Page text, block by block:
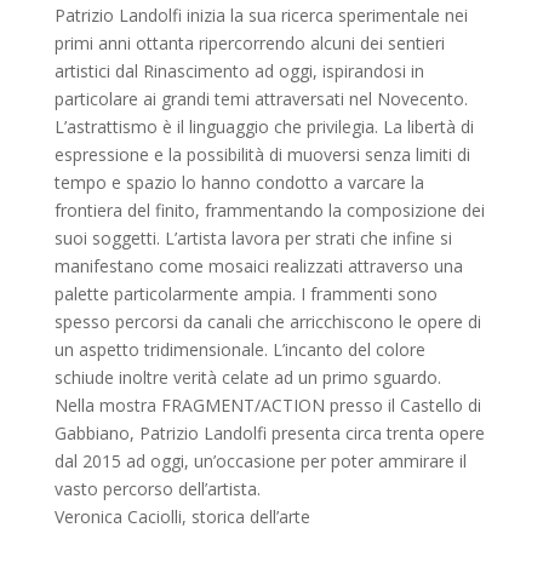
Patrizio Landolfi inizia la sua ricerca sperimentale nei
primi anni ottanta ripercorrendo alcuni dei sentieri
artistici dal Rinascimento ad oggi, ispirandosi in
particolare ai grandi temi attraversati nel Novecento.
L’astrattismo è il linguaggio che privilegia. La libertà di
espressione e la possibilità di muoversi senza limiti di
tempo e spazio lo hanno condotto a varcare la
frontiera del finito, frammentando la composizione dei
suoi soggetti. L’artista lavora per strati che infine si
manifestano come mosaici realizzati attraverso una
palette particolarmente ampia. I frammenti sono
spesso percorsi da canali che arricchiscono le opere di
un aspetto tridimensionale. L’incanto del colore
schiude inoltre verità celate ad un primo sguardo.
Nella mostra FRAGMENT/ACTION presso il Castello di
Gabbiano, Patrizio Landolfi presenta circa trenta opere
dal 2015 ad oggi, un’occasione per poter ammirare il
vasto percorso dell’artista.
Veronica Caciolli, storica dell’arte